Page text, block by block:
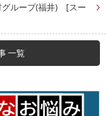
グループ(福井) [スー
一覧